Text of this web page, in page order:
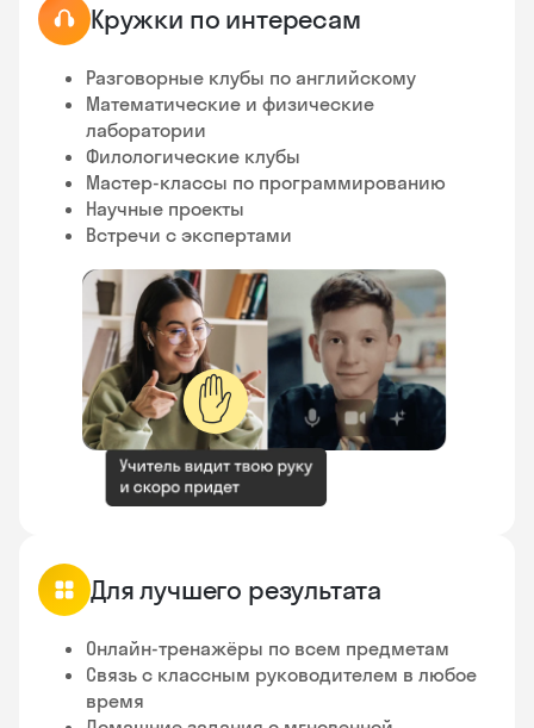
Кружки по интересам
Разговорные клубы по английскому
Математические и физические
лаборатории
Филологические клубы
Мастер-классы по программированию
Научные проекты
Встречи с экспертами
✋
Для лучшего результата
Онлайн-тренажёры по всем предметам
Связь с классным руководителем в любое
время